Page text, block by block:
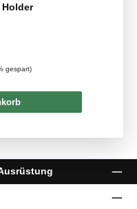
gespart)